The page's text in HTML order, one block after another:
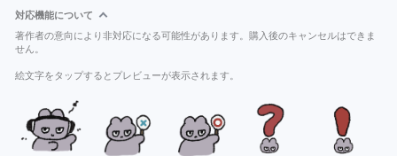
対応機能について
著作者の意向により非対応になる可能性があります。購入後のキャンセルはできま
せん。
絵文字をタップするとプレビューが表示されます。